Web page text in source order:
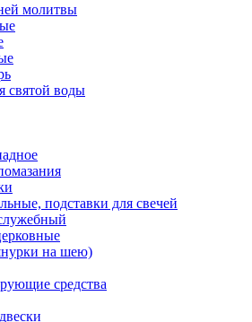
молитвы
святой воды
подставки для свечей
на шею)
средства